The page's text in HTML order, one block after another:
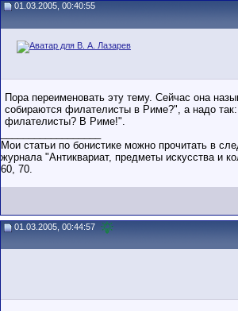
01.03.2005, 00:40:55
Пора переименовать эту тему. Сейчас она
собираются филателисты в Риме?", а надо
филателисты? В Риме!".
Мои статьи по бонистике можно прочитать в
журнала "Антиквариат, предметы искусства и
60, 70.
01.03.2005, 00:44:57